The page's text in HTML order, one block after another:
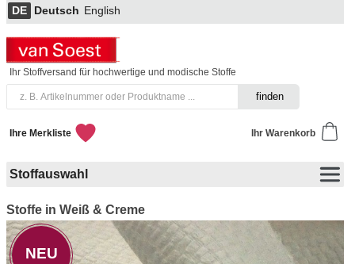
DE Deutsch English
Ihr Stoffversand für hochwertige und modische Stoffe
Ihr Warenkorb
Ihre Merkliste
Stoffauswahl
Stoffe in Weiß & Creme
NEU